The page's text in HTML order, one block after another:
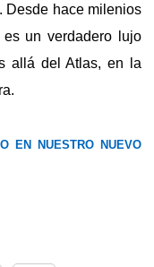
Desde hace milenios
un verdadero lujo
allá del Atlas, en la
EN NUESTRO NUEVO